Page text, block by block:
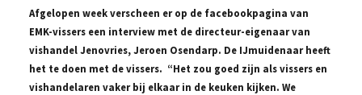
Afgelopen week verscheen er op de facebookpagina van
EMK-vissers een interview met de directeur-eigenaar van
vishandel Jenovries, Jeroen Osendarp. De IJmuidenaar heeft
het te doen met de vissers. “Het zou goed zijn als vissers en
vishandelaren vaker bij elkaar in de keuken kijken. We